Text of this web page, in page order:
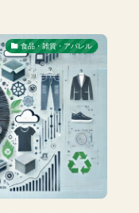
食品・雑貨・アパレル